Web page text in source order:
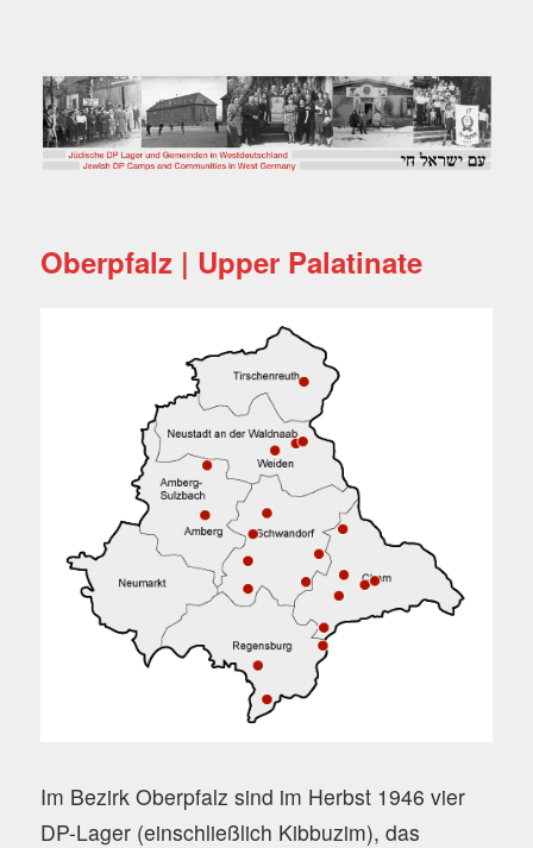
Jüdische DP Lager und
Gemeinden in
Westdeutschland
Oberpfalz | Upper Palatinate
Im Bezirk Oberpfalz sind im Herbst 1946 vier
DP-Lager (einschließlich Kibbuzim), das